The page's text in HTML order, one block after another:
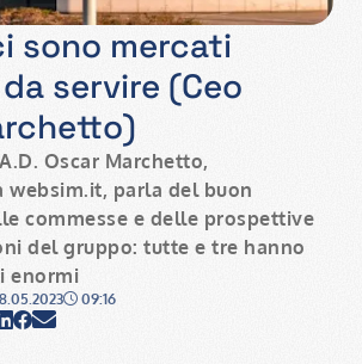
sono mercati
servire (Ceo
Oscar Marchetto,
websim.it, parla del buon
commesse e delle prospettive
del gruppo: tutte e tre hanno
enormi
Ora:
09:16
LinkedIn
Facebook
Email